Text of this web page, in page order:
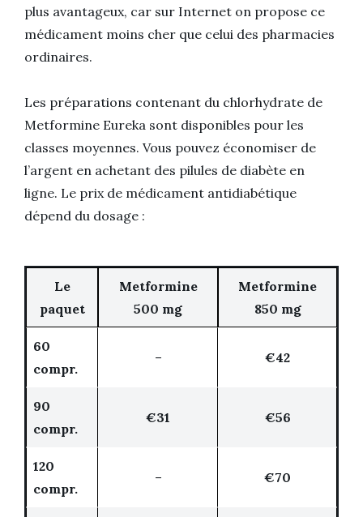
plus avantageux, car sur Internet on propose ce
médicament moins cher que celui des pharmacies
ordinaires.
Les préparations contenant du chlorhydrate de
Metformine Eureka sont disponibles pour les
classes moyennes. Vous pouvez économiser de
l’argent en achetant des pilules de diabète en
ligne. Le prix de médicament antidiabétique
dépend du dosage :
Le
paquet
Metformine
500 mg
Metformine
850 mg
60
compr.
– €42
90
compr.
€31 €56
120
compr.
– €70